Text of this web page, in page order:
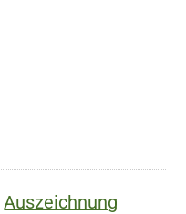
Auszeichnung